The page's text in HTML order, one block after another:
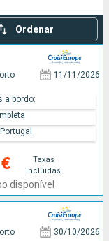
Ordenar
11/11/2026
Taxas
incluídas
disponível
a bordo:
30/10/2026